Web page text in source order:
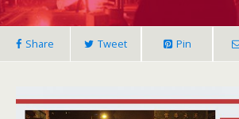
Share Tweet Pin